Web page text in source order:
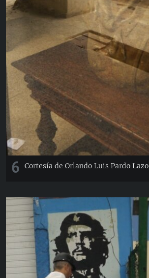
6 Cortesía de Orlando Luis Pardo Lazo